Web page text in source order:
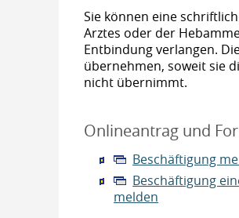
Sie können eine
Arztes oder der
Entbindung verlangen.
übernehmen, soweit sie
nicht übernimmt.
Onlineantrag und
Beschäftigung
Beschäftigung
melden